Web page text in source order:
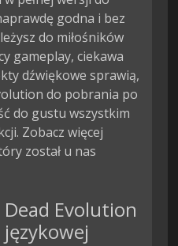
godna i bez
do miłośników
gameplay, ciekawa
dźwiękowe sprawią,
do pobrania po
do gustu wszystkim
Zobacz więcej
został u nas
Evolution